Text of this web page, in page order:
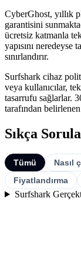
CyberGhost, yıllık
garantisini
ücretsiz katmanla
yapısını neredeyse
sınırlandırır.
Surfshark cihaz
veya kullanıcılar,
tasarrufu sağlarlar.
tarafından
Sıkça
Tümü Nasıl
Fiyatlandırma
Surfshark